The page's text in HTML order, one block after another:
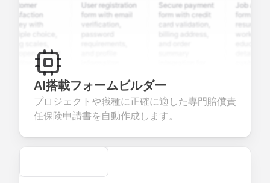
with
open-ended
valuable
about
products or
User registration
form with email
verification,
seamless
account
creation.
Secure payment
form with credit
card validation,
commerce
transactions.
Job application
form with
resume upload,
candidate
AI搭載フォームビルダー
プロジェクトや職種に正確に適した専門賠償責
任保険申請書を自動作成します。
Secure